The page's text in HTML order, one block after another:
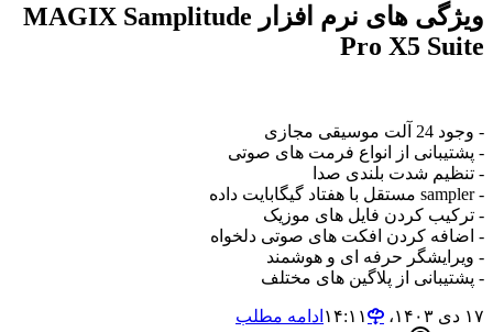
ویژگی های نرم افزار MAGIX Samplitude
Pro X5
مجازی
از انواع فرمت های صوتی
شدت بلندی صدا
کردن فایل های موزیک
کردن افکت های صوتی دلخواه
حرفه ای و هوشمند
از پلاگین های مختلف
ادامه مطلب